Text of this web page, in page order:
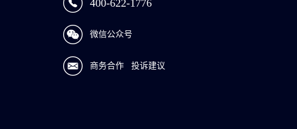
400-622-1776
微信公众号
商务合作 投诉建议